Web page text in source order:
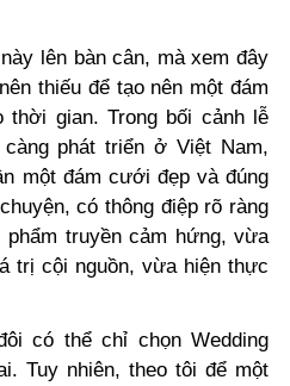
lên bàn cân, mà xem đây
thiếu để tạo nên một đám
gian. Trong bối cảnh lễ
phát triển ở Việt Nam,
một đám cưới đẹp và đúng
có thông điệp rõ ràng
truyền cảm hứng, vừa
trị cội nguồn, vừa hiện thực
có thể chỉ chọn Wedding
Tuy nhiên, theo tôi để một